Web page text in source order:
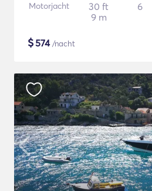
Motorjacht
30 ft
9 m
6
$574/nacht